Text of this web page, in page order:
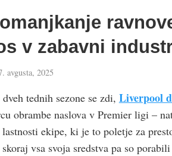
v zabavni
avgusta, 2025
tednih sezone se zdi, Liverpool
obrambe naslova v Premier ligi –
ekipe, ki je to poletje za
vsa svoja sredstva pa so